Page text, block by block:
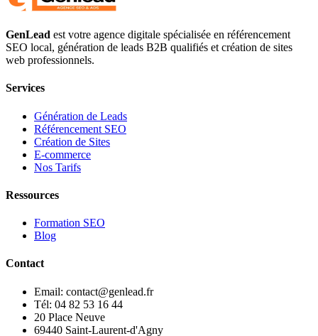
GenLead est votre agence digitale spécialisée en référencement
SEO local, génération de leads B2B qualifiés et création de sites
web professionnels.
Services
Génération de Leads
Référencement SEO
Création de Sites
E-commerce
Nos Tarifs
Ressources
Formation SEO
Blog
Contact
Email: contact@genlead.fr
Tél: 04 82 53 16 44
20 Place Neuve
69440 Saint-Laurent-d'Agny